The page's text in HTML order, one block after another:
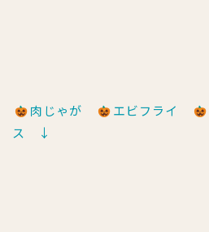
肉じゃが エビフライ
ス ↓